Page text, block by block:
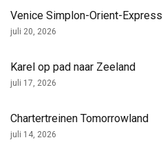
Venice Simplon-Orient-
juli 20, 2026
Karel op pad naar Zeeland
juli 17, 2026
Chartertreinen Tomorrowland
juli 14, 2026